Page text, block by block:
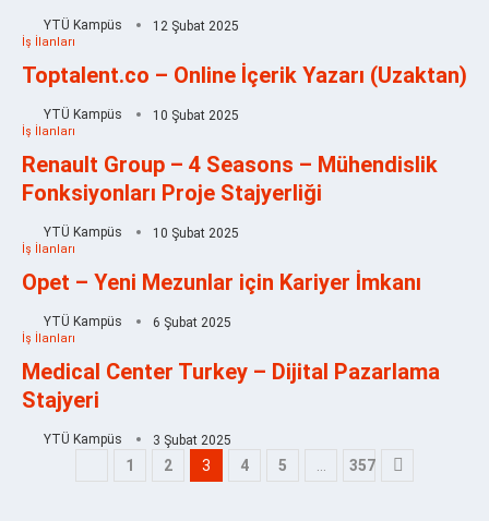
YTÜ Kampüs 12 Şubat 2025
İş İlanları
Toptalent.co – Online İçerik Yazarı (Uzaktan)
YTÜ Kampüs 10 Şubat 2025
İş İlanları
Renault Group – 4 Seasons – Mühendislik
Fonksiyonları Proje Stajyerliği
YTÜ Kampüs 10 Şubat 2025
İş İlanları
Opet – Yeni Mezunlar için Kariyer İmkanı
YTÜ Kampüs 6 Şubat 2025
İş İlanları
Medical Center Turkey – Dijital Pazarlama
Stajyeri
YTÜ Kampüs 3 Şubat 2025
1 2 3 4 5 357